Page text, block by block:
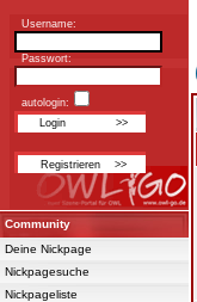
Username:
Passwort:
autologin:
Community
Deine Nickpage
Nickpagesuche
Nickpageliste